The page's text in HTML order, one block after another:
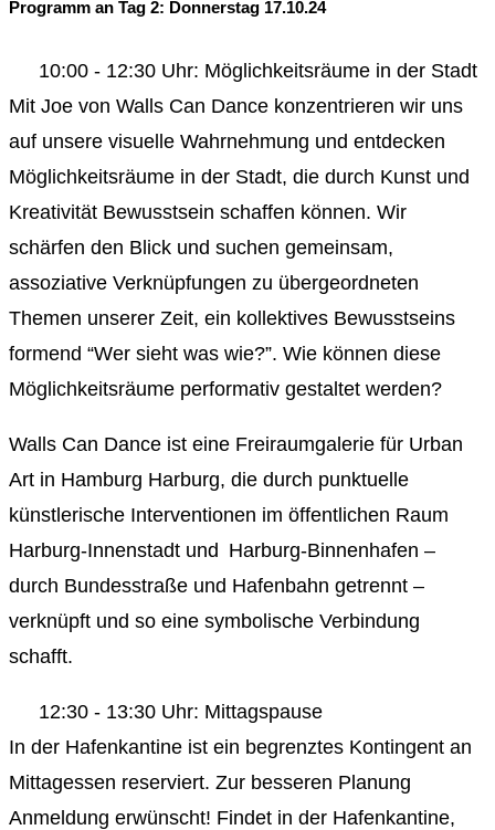
Programm an Tag 2: Donnerstag 17.10.24
10:00 - 12:30 Uhr: Möglichkeitsräume in der Stadt
Mit Joe von Walls Can Dance konzentrieren wir uns
auf unsere visuelle Wahrnehmung und entdecken
Möglichkeitsräume in der Stadt, die durch Kunst und
Kreativität Bewusstsein schaffen können. Wir
schärfen den Blick und suchen gemeinsam,
assoziative Verknüpfungen zu übergeordneten
Themen unserer Zeit, ein kollektives Bewusstseins
formend “Wer sieht was wie?”. Wie können diese
Möglichkeitsräume performativ gestaltet werden?
Walls Can Dance ist eine Freiraumgalerie für Urban
Art in Hamburg Harburg, die durch punktuelle
künstlerische Interventionen im öffentlichen Raum
Harburg-Innenstadt und Harburg-Binnenhafen –
durch Bundesstraße und Hafenbahn getrennt –
verknüpft und so eine symbolische Verbindung
schafft.
12:30 - 13:30 Uhr: Mittagspause
In der Hafenkantine ist ein begrenztes Kontingent an
Mittagessen reserviert. Zur besseren Planung
Anmeldung erwünscht! Findet in der Hafenkantine,